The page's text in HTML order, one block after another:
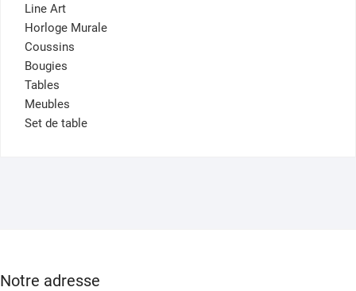
Line Art
Horloge Murale
Coussins
Bougies
Tables
Meubles
Set de table
Notre adresse